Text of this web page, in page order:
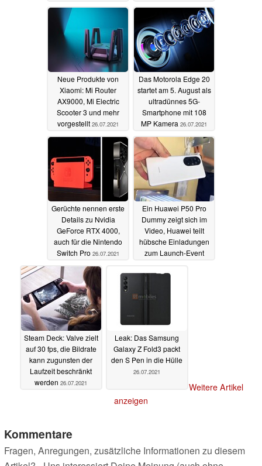
Farbe
06.09.2021
Neue Produkte von
Xiaomi: Mi Router
AX9000, Mi Electric
Scooter 3 und mehr
vorgestellt 26.07.2021
Das Motorola Edge 20
startet am 5. August als
ultradünnes 5G-
Smartphone mit 108
MP Kamera 26.07.2021
Gerüchte nennen erste
Details zu Nvidia
GeForce RTX 4000,
auch für die Nintendo
Switch Pro 26.07.2021
Ein Huawei P50 Pro
Dummy zeigt sich im
Video, Huawei teilt
hübsche Einladungen
zum Launch-Event
Steam Deck: Valve zielt
auf 30 fps, die Bildrate
kann zugunsten der
Laufzeit beschränkt
werden 26.07.2021
Leak: Das Samsung
Galaxy Z Fold3 packt
den S Pen in die Hülle
26.07.2021
Weitere Artikel
anzeigen
Kommentare
Fragen, Anregungen, zusätzliche Informationen zu diesem